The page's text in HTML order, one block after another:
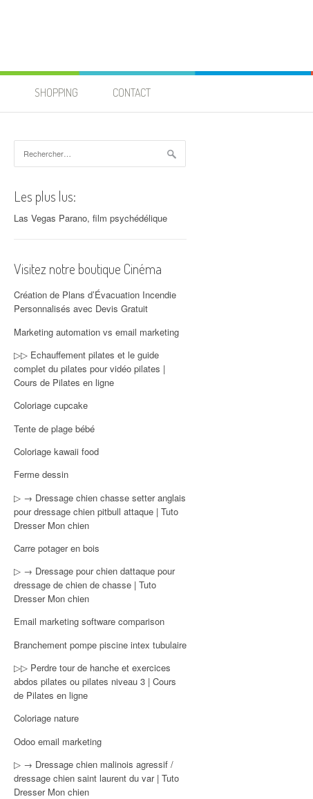
SHOPPING CONTACT
Les plus lus:
Las Vegas Parano, film psychédélique
Visitez notre boutique Cinéma
Création de Plans d’Évacuation Incendie
Personnalisés avec Devis Gratuit
Marketing automation vs email marketing
▷▷ Echauffement pilates et le guide
complet du pilates pour vidéo pilates |
Cours de Pilates en ligne
Coloriage cupcake
Tente de plage bébé
Coloriage kawaii food
Ferme dessin
▷ → Dressage chien chasse setter anglais
pour dressage chien pitbull attaque | Tuto
Dresser Mon chien
Carre potager en bois
▷ → Dressage pour chien dattaque pour
dressage de chien de chasse | Tuto
Dresser Mon chien
Email marketing software comparison
Branchement pompe piscine intex tubulaire
▷▷ Perdre tour de hanche et exercices
abdos pilates ou pilates niveau 3 | Cours
de Pilates en ligne
Coloriage nature
Odoo email marketing
▷ → Dressage chien malinois agressif /
dressage chien saint laurent du var | Tuto
Dresser Mon chien